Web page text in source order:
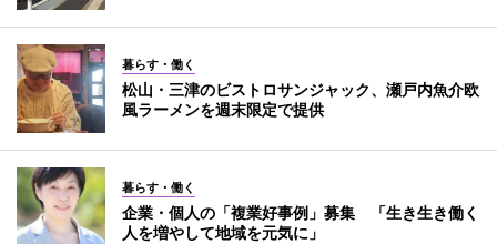
暮らす・働く
松山・三津のビストロサンジャック、瀬戸内魚介欧
風ラーメンを週末限定で提供
暮らす・働く
企業・個人の「複業好事例」募集 「生き生き働く
人を増やして地域を元気に」